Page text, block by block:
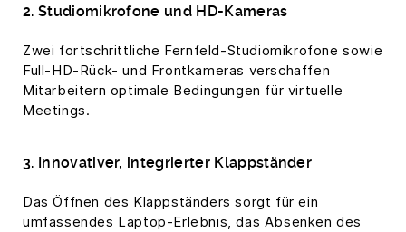
2. Studiomikrofone und HD-Kameras
Zwei fortschrittliche Fernfeld-Studiomikrofone sowie
Full-HD-Rück- und Frontkameras verschaffen
Mitarbeitern optimale Bedingungen für virtuelle
Meetings.
3. Innovativer, integrierter Klappständer
Das Öffnen des Klappständers sorgt für ein
umfassendes Laptop-Erlebnis, das Absenken des